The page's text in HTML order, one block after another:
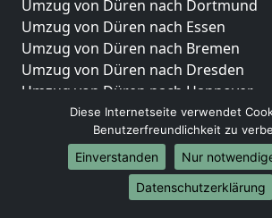
Umzug von Düren nach Dortmund
Umzug von Düren nach Essen
Umzug von Düren nach Bremen
Umzug von Düren nach Dresden
Umzug von Düren nach Hannover
Umzug von Düren nach Nürnberg
Umzug von Düren nach Duisburg
Umzug von Düren nach Bochum
Umzug von Düren nach Wuppertal
Umzug von Düren nach Bielefeld
Diese Internetseite verwendet
Benutzerfreundlichkeit zu
Einverstanden
Nur
Datenschutzerklärung